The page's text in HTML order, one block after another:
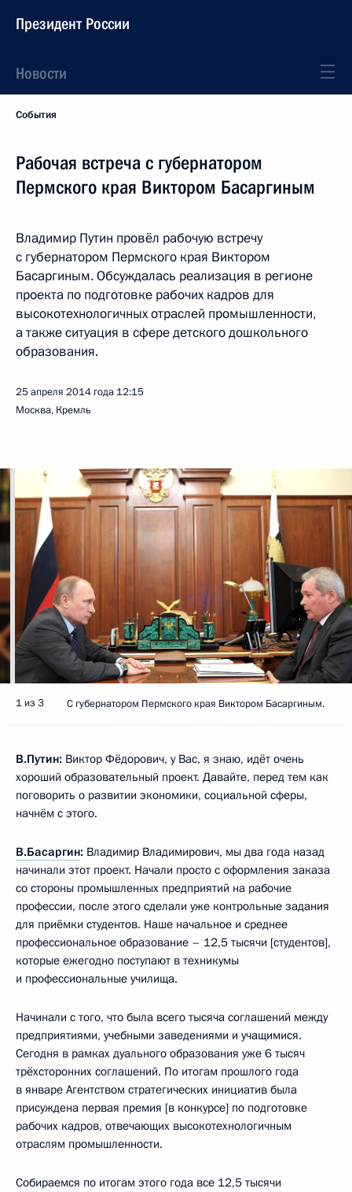
Президент России
Новости
События
Рабочая встреча с губернатором
Пермского края Виктором Басаргиным
Владимир Путин провёл рабочую встречу
с губернатором Пермского края Виктором
Басаргиным. Обсуждалась реализация в регионе
проекта по подготовке рабочих кадров для
высокотехнологичных отраслей промышленности,
а также ситуация в сфере детского дошкольного
образования.
25 апреля 2014 года 12:15
Москва, Кремль
1 из 3 С губернатором Пермского края Виктором Басаргиным.
В.Путин: Виктор Фёдорович, у Вас, я знаю, идёт очень
хороший образовательный проект. Давайте, перед тем как
поговорить о развитии экономики, социальной сферы,
начнём с этого.
В.Басаргин: Владимир Владимирович, мы два года назад
начинали этот проект. Начали просто с оформления заказа
со стороны промышленных предприятий на рабочие
профессии, после этого сделали уже контрольные задания
для приёмки студентов. Наше начальное и среднее
профессиональное образование – 12,5 тысячи [студентов],
которые ежегодно поступают в техникумы
и профессиональные училища.
Начинали с того, что была всего тысяча соглашений между
предприятиями, учебными заведениями и учащимися.
Сегодня в рамках дуального образования уже 6 тысяч
трёхсторонних соглашений. По итогам прошлого года
в январе Агентством стратегических инициатив была
присуждена первая премия [в конкурсе] по подготовке
рабочих кадров, отвечающих высокотехнологичным
отраслям промышленности.
Собираемся по итогам этого года все 12,5 тысячи